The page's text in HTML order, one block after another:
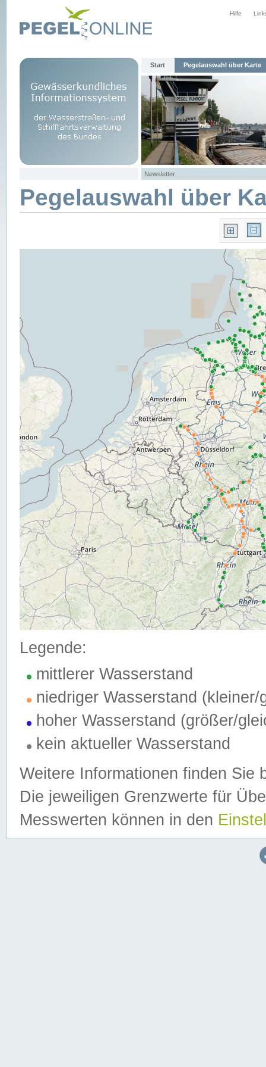
Hilfe
Start Pegelauswahl über Karte
Newsletter
Pegelauswahl über
Legende:
mittlerer Wasserstand
niedriger Wasserstand (kleiner/
hoher Wasserstand (größer/
kein aktueller Wasserstand
Weitere Informationen finden Sie
Die jeweiligen Grenzwerte für
Messwerten können in den